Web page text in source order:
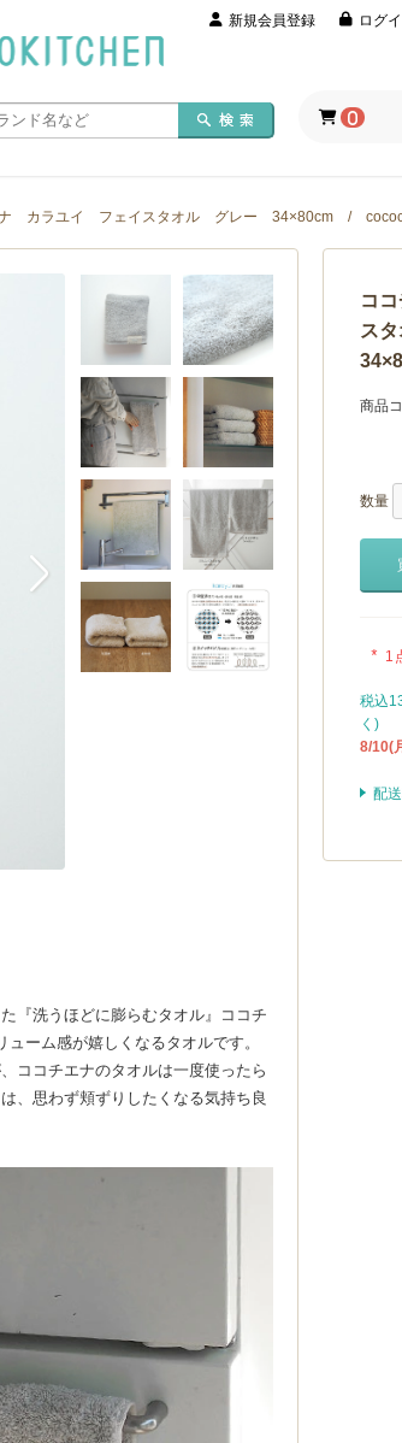
新規会員登録 ログ
0
ナ カラユイ フェイスタオル グレー 34×80cm /
コ
ス
商品
数量
* 1
税込
く)
8/10(
配
『洗うほどに膨らむタオル』ココチ
ーム感が嬉しくなるタオルです。
ココチエナのタオルは一度使ったら
、思わず頬ずりしたくなる気持ち良